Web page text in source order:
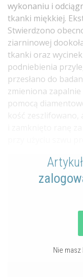
wykonaniu i
tkanki miękkiej.
Stwierdzono
ziarninowej
tkanki oraz
podniebienia
przesłano do
zmieniona
pomocą
kość zeszlifowano,
Nie